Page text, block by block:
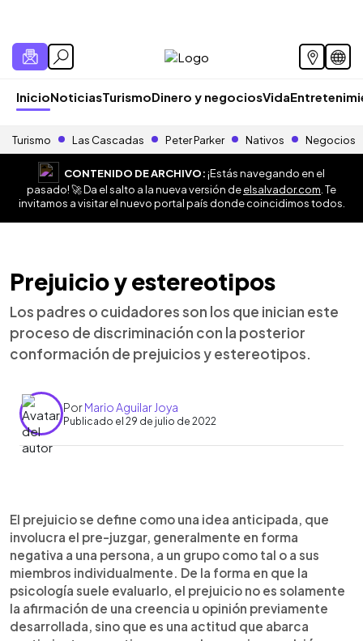
InicioNoticiasTurismoDinero y negociosVida
Turismo Las Cascadas Peter Parker Nativos Negocios
CONTENIDO DE ARCHIVO:¡Estás navegando en el
pasado! 🚀 Da el salto a la nueva versión deelsalvador.com . Te
invitamos a visitar el nuevo portal país donde coincidimos todos.
Prejuicio y estereotipos
Los padres o cuidadores son los que inician este
proceso de discriminación con la posterior
conformación de prejuicios y estereotipos.
PorMario Aguilar Joya
Publicado el 29 de julio de 2022
► Escuchar artículo
El prejuicio se define como una idea anticipada, que
involucra el pre-juzgar, generalmente en forma
negativa a una persona, a un grupo como tal o a sus
miembros individualmente. De la forma en que la
psicología suele evaluarlo, el prejuicio no es solamente
la afirmación de una creencia u opinión previamente
desarrollada, sino que es una actitud que abarca